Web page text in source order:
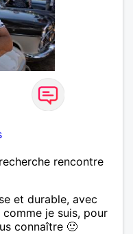
rencontre
et durable, avec
je suis, pour
connaître 🙂